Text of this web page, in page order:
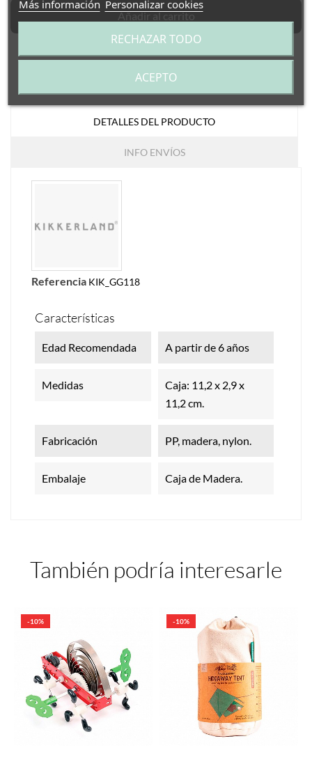
Añadir al carrito
DETALLES DEL PRODUCTO
INFO ENVÍOS
Referencia KIK_GG118
Características
Edad Recomendada A partir de 6 años
Medidas
Caja: 11,2 x 2,9 x
11,2 cm.
Fabricación PP, madera, nylon.
Embalaje Caja de Madera.
También podría interesarle
-10% -10%
Más información Personalizar cookies
RECHAZAR TODO
ACEPTO